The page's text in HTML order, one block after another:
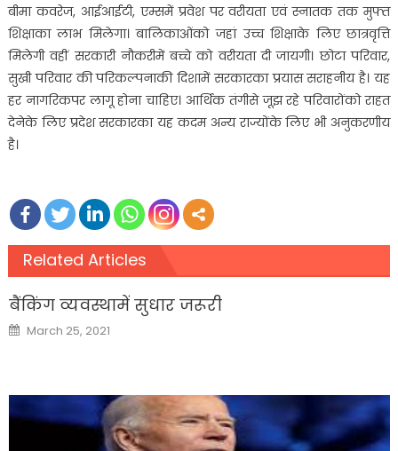
बीमा कवरेज, आईआईटी, एम्समें प्रवेश पर वरीयता एवं स्नातक तक मुफ्त
शिक्षाका लाभ मिलेगा। बालिकाओंको जहां उच्च शिक्षाके लिए छात्रवृत्ति
मिलेगी वहीं सरकारी नौकरीमें बच्चे को वरीयता दी जायगी। छोटा परिवार,
सुखी परिवार की परिकल्पनाकी दिशामें सरकारका प्रयास सराहनीय है। यह
हर नागरिकपर लागू होना चाहिए। आर्थिक तंगीसे जूझ रहे परिवारोंको राहत
देनेके लिए प्रदेश सरकारका यह कदम अन्य राज्योंके लिए भी अनुकरणीय
है।
Related Articles
बैंकिंग व्यवस्थामें सुधार जरूरी
Posted
on
March 25, 2021